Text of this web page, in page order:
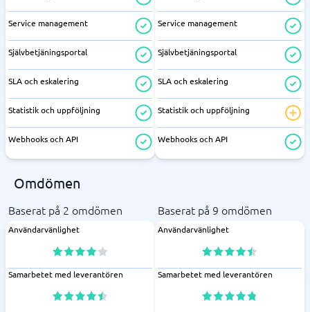
Service management
Självbetjäningsportal
SLA och eskalering
Statistik och uppföljning
Webhooks och API
Service management
Självbetjäningsportal
SLA och eskalering
Statistik och uppföljning
Webhooks och API
Omdömen
Baserat på 2 omdömen Baserat på 9 omdömen
Användarvänlighet
Samarbetet med leverantören
Användarvänlighet
Samarbetet med leverantören